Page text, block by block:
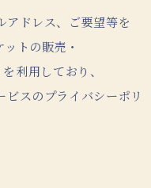
アドレス、
ご要望等を
ットの販売・
を利用しており、
スのプライバシーポリ